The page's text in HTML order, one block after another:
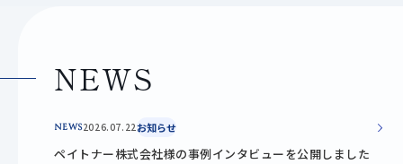
NEWS
NEWS2026.07.22お知らせ
ペイトナー株式会社様の事例インタビューを公開しました